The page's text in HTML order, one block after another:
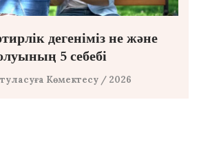
дегеніміз не және
5 себебі
Көмектесу / 2026